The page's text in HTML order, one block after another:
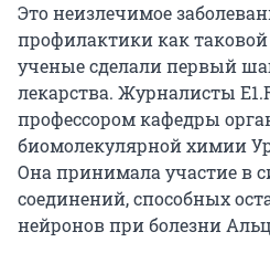
Это неизлечимое
профилактики как
ученые сделали первый
лекарства. Журналисты
профессором кафедры
биомолекулярной химии
Она принимала участие в
соединений, способных
нейронов при болезни